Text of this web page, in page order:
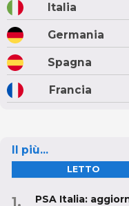
Italia
Germania
Spagna
Francia
Il più...
LETTO
PSA Italia: